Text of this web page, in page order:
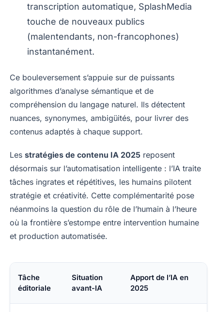
transcription automatique, SplashMedia
touche de nouveaux publics
(malentendants, non-francophones)
instantanément.
Ce bouleversement s’appuie sur de puissants
algorithmes d’analyse sémantique et de
compréhension du langage naturel. Ils détectent
nuances, synonymes, ambigüités, pour livrer des
contenus adaptés à chaque support.
Les stratégies de contenu IA 2025 reposent
désormais sur l’automatisation intelligente : l’IA traite
tâches ingrates et répétitives, les humains pilotent
stratégie et créativité. Cette complémentarité pose
néanmoins la question du rôle de l’humain à l’heure
où la frontière s’estompe entre intervention humaine
et production automatisée.
Tâche
éditoriale
Situation
avant-IA
Apport de l’IA en
2025